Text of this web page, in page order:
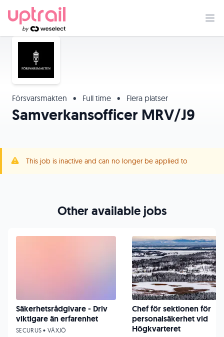
Försvarsmakten • Full time • Flera platser
Samverkansofficer MRV/J9
This job is inactive and can no longer be applied to
Other available jobs
Säkerhetsrådgivare - Driv
viktigare än erfarenhet
SECURUS • VÄXJÖ
Chef för sektionen för
personalsäkerhet vid
Högkvarteret